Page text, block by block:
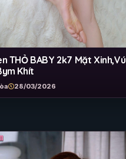
THỎ BABY 2k7 Mặt Xinh,Vú
Khít
28/03/2026